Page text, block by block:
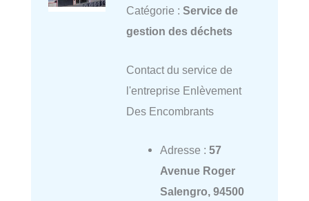
Catégorie : Service de
gestion des déchets
Contact du service de
l'entreprise Enlèvement
Des Encombrants
Adresse : 57
Avenue Roger
Salengro, 94500